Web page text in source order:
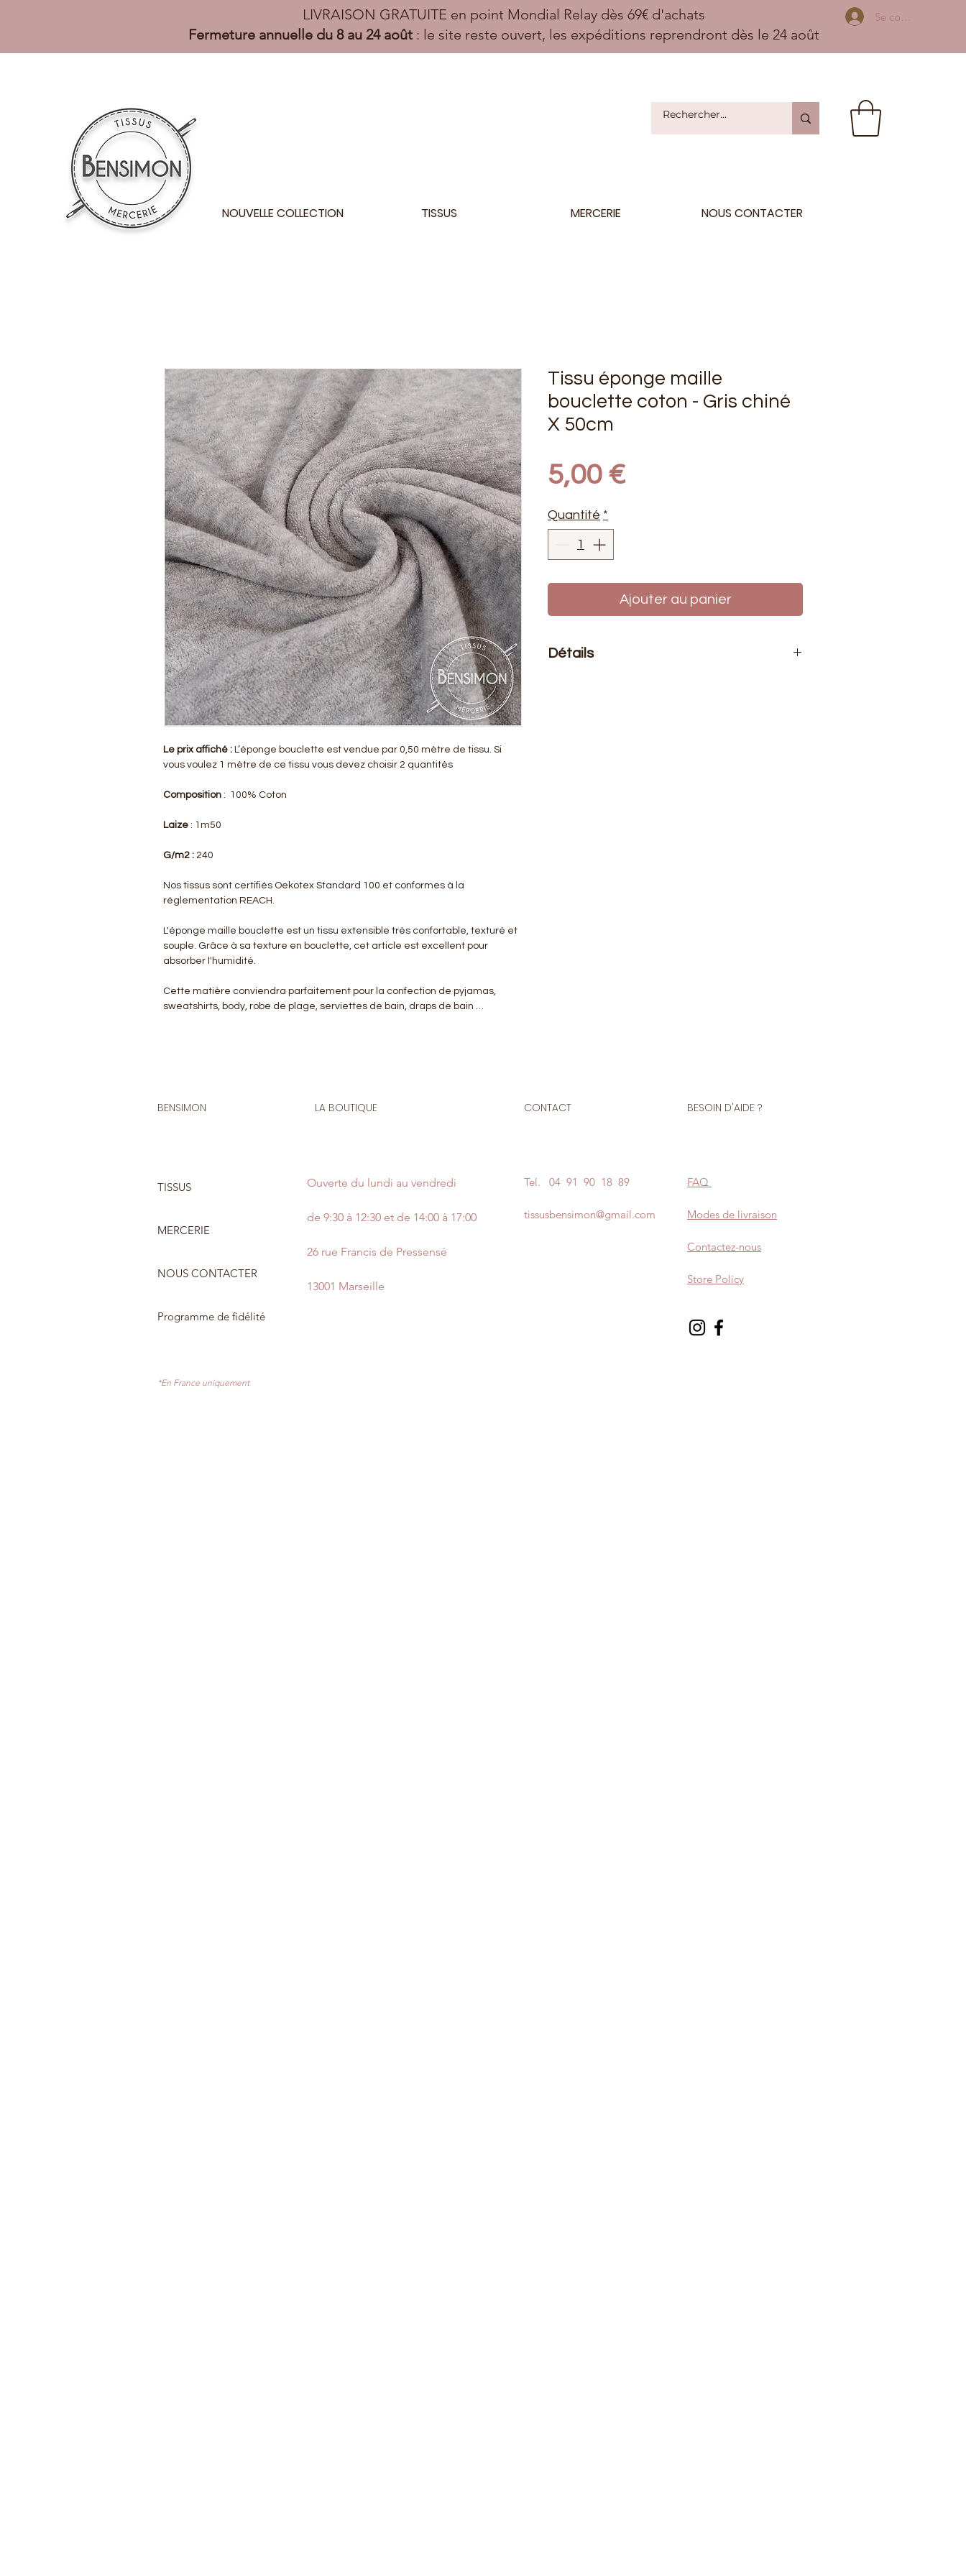
LIVRAISON GRATUITE en point Mondial Relay dès 69€ d'achats
Fermeture annuelle du 8 au 24 août: le site reste ouvert, les expéditions reprendront dès le 24 août
Se connecter
NOUVELLE COLLECTION TISSUS MERCERIE NOUS CONTACTER
Le prix affiché : L’éponge bouclette est vendue par 0,50 mètre de tissu. Si
vous voulez 1 mètre de ce tissu vous devez choisir 2 quantités
Composition : 100% Coton
Laize : 1m50
G/m2 : 240
Nos tissus sont certifiés Oekotex Standard 100 et conformes à la
réglementation REACH.
L'éponge maille bouclette est un tissu extensible très confortable, texturé et
souple. Grâce à sa texture en bouclette, cet article est excellent pour
absorber l'humidité.
Cette matière conviendra parfaitement pour la confection de pyjamas,
sweatshirts, body, robe de plage, serviettes de bain, draps de bain …
Tissu éponge maille
bouclette coton - Gris chiné
X 50cm
5,00 €Prix
Quantité *
Ajouter au panier
Détails
BENSIMON
TISSUS
MERCERIE
NOUS CONTACTER
Programme de fidélité
LA BOUTIQUE
Ouverte du lundi au vendredi
de 9:30 à 12:30 et de 14:00 à 17:00
26 rue Francis de Pressensé
13001 Marseille
CONTACT BESOIN D'AIDE ?
Tel. 04 91 90 18 89
tissusbensimon@gmail.com
FAQ
Modes de livraison
Contactez-nous
Store Policy
*En France uniquement